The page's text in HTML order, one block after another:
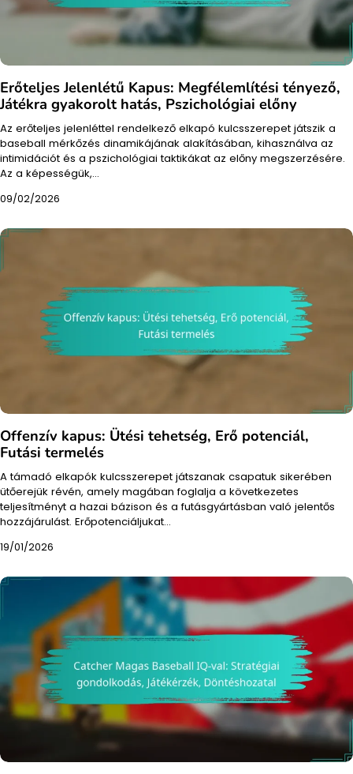
Erőteljes Jelenlétű Kapus: Megfélemlítési tényező,
Játékra gyakorolt hatás, Pszichológiai előny
Az erőteljes jelenléttel rendelkező elkapó kulcsszerepet játszik a
baseball mérkőzés dinamikájának alakításában, kihasználva az
intimidációt és a pszichológiai taktikákat az előny megszerzésére.
Az a képességük,…
09/02/2026
Offenzív kapus: Ütési tehetség, Erő potenciál,
Futási termelés
A támadó elkapók kulcsszerepet játszanak csapatuk sikerében
ütőerejük révén, amely magában foglalja a következetes
teljesítményt a hazai bázison és a futásgyártásban való jelentős
hozzájárulást. Erőpotenciáljukat…
19/01/2026